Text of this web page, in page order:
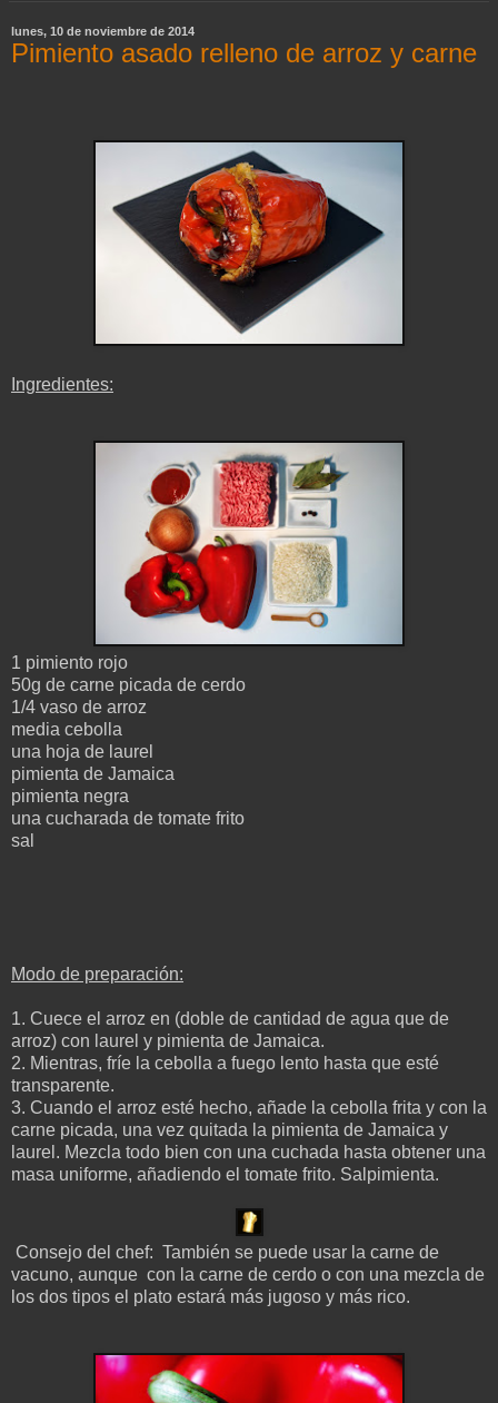
lunes, 10 de noviembre de 2014
Pimiento asado relleno de arroz y carne
Ingredientes:
1 pimiento rojo
50g de carne picada de cerdo
1/4 vaso de arroz
media cebolla
una hoja de laurel
pimienta de Jamaica
pimienta negra
una cucharada de tomate frito
sal
Modo de preparación:
1. Cuece el arroz en (doble de cantidad de agua que de
arroz) con laurel y pimienta de Jamaica.
2. Mientras, fríe la cebolla a fuego lento hasta que esté
transparente.
3. Cuando el arroz esté hecho, añade la cebolla frita y con la
carne picada, una vez quitada la pimienta de Jamaica y
laurel. Mezcla todo bien con una cuchada hasta obtener una
masa uniforme, añadiendo el tomate frito. Salpimienta.
Consejo del chef: También se puede usar la carne de
vacuno, aunque con la carne de cerdo o con una mezcla de
los dos tipos el plato estará más jugoso y más rico.